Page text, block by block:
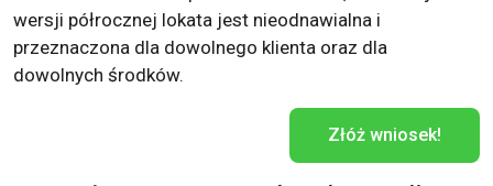
wersji półrocznej lokata jest nieodnawialna i
przeznaczona dla dowolnego klienta oraz dla
dowolnych środków.
Złóż wniosek!